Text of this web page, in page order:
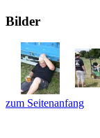
Bilder
zum Seitenanfang